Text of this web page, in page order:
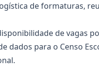
de formaturas,
de vagas
dados para o Censo